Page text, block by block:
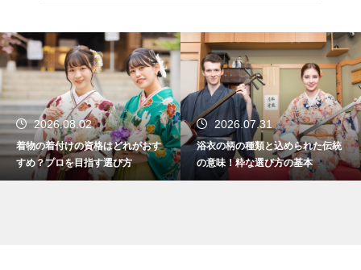
2026.08.02
着物の着付けの資格はどれがおす
すめ？プロを目指す選び方
2026.07.31
浴衣の柄の種類と込められた伝統
の意味！粋な選び方の基本